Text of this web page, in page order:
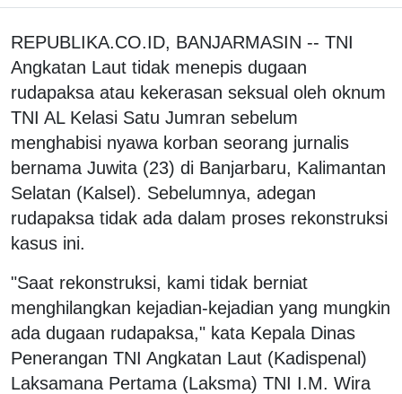
REPUBLIKA.CO.ID, BANJARMASIN -- TNI
Angkatan Laut tidak menepis dugaan
rudapaksa atau kekerasan seksual oleh oknum
TNI AL Kelasi Satu Jumran sebelum
menghabisi nyawa korban seorang jurnalis
bernama Juwita (23) di Banjarbaru, Kalimantan
Selatan (Kalsel). Sebelumnya, adegan
rudapaksa tidak ada dalam proses rekonstruksi
kasus ini.
"Saat rekonstruksi, kami tidak berniat
menghilangkan kejadian-kejadian yang mungkin
ada dugaan rudapaksa," kata Kepala Dinas
Penerangan TNI Angkatan Laut (Kadispenal)
Laksamana Pertama (Laksma) TNI I.M. Wira